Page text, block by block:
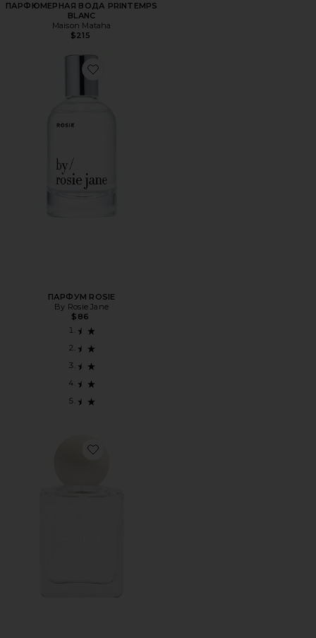
ПАРФЮМЕРНАЯ ВОДА PRINTEMPS
BLANC
Maison Mataha
$215
Favorite ПАРФУМ ROSIE
ПАРФУМ ROSIE
By Rosie Jane
$86
Favorite ПАРФЮМЕРНАЯ ВОДА STUDIED